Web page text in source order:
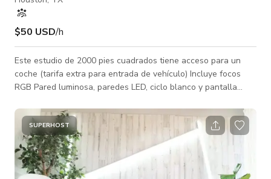
$50 USD/h
Este estudio de 2000 pies cuadrados tiene acceso para un
coche (tarifa extra para entrada de vehículo) Incluye focos
RGB Pared luminosa, paredes LED, ciclo blanco y pantalla
de director, 3 cajas para posar, números, corazón rojo con
luces, trono de rey, trono de reina y más (Lista de equipo y
luces disponible al final de la descripción) - Estacionamiento
gratuito y seguro para 25 coches - Sala de reuniones -
Acceso de coche a
SUPERHOST